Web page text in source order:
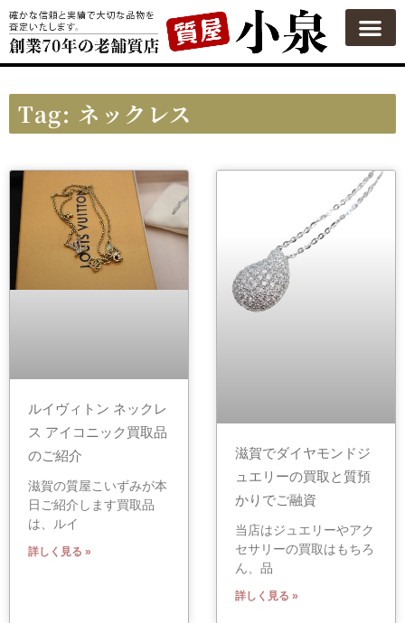
Tag: ネックレス
ルイヴィトン ネックレ
ス アイコニック買取品
のご紹介
滋賀の質屋こいずみが本
日ご紹介します買取品
は、ルイ
詳しく見る »
滋賀でダイヤモンドジ
ュエリーの買取と質預
かりでご融資
当店はジュエリーやアク
セサリーの買取はもちろ
ん、品
詳しく見る »